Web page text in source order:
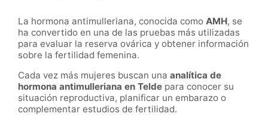
La hormona antimulleriana, conocida como AMH, se
ha convertido en una de las pruebas más utilizadas
para evaluar la reserva ovárica y obtener información
sobre la fertilidad femenina.
Cada vez más mujeres buscan una analítica de
hormona antimulleriana en Telde para conocer su
situación reproductiva, planificar un embarazo o
complementar estudios de fertilidad.